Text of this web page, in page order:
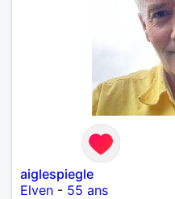
aiglespiegle
Elven - 55 ans